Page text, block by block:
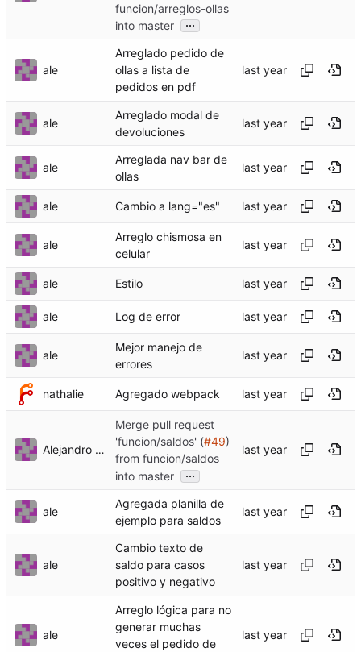
funcion/arreglos-ollas
into master
...
ale
Arreglado pedido de
ollas a lista de
pedidos en pdf
ale
Arreglado modal de
devoluciones
ale
Arreglada nav bar de
ollas
ale Cambio a lang="es"
ale
Arreglo chismosa en
celular
ale Estilo
ale Log de error
ale
Mejor manejo de
errores
nathalie Agregado webpack
Alejandro Tasistro
Merge pull request
'funcion/saldos' (#49)
from funcion/saldos
into master
...
ale
Agregada planilla de
ejemplo para saldos
ale
Cambio texto de
saldo para casos
positivo y negativo
ale
Arreglo lógica para no
generar muchas
veces el pedido de